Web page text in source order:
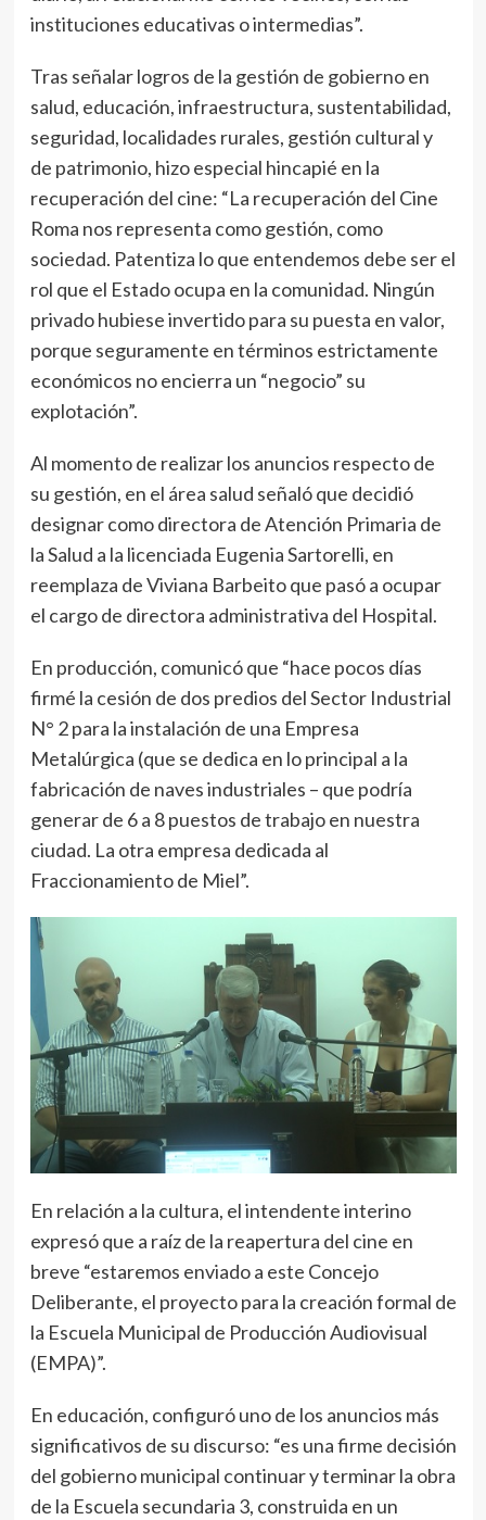
instituciones educativas o intermedias”.
Tras señalar logros de la gestión de gobierno en
salud, educación, infraestructura, sustentabilidad,
seguridad, localidades rurales, gestión cultural y
de patrimonio, hizo especial hincapié en la
recuperación del cine: “La recuperación del Cine
Roma nos representa como gestión, como
sociedad. Patentiza lo que entendemos debe ser el
rol que el Estado ocupa en la comunidad. Ningún
privado hubiese invertido para su puesta en valor,
porque seguramente en términos estrictamente
económicos no encierra un “negocio” su
explotación”.
Al momento de realizar los anuncios respecto de
su gestión, en el área salud señaló que decidió
designar como directora de Atención Primaria de
la Salud a la licenciada Eugenia Sartorelli, en
reemplaza de Viviana Barbeito que pasó a ocupar
el cargo de directora administrativa del Hospital.
En producción, comunicó que “hace pocos días
firmé la cesión de dos predios del Sector Industrial
N° 2 para la instalación de una Empresa
Metalúrgica (que se dedica en lo principal a la
fabricación de naves industriales – que podría
generar de 6 a 8 puestos de trabajo en nuestra
ciudad. La otra empresa dedicada al
Fraccionamiento de Miel”.
En relación a la cultura, el intendente interino
expresó que a raíz de la reapertura del cine en
breve “estaremos enviado a este Concejo
Deliberante, el proyecto para la creación formal de
la Escuela Municipal de Producción Audiovisual
(EMPA)”.
En educación, configuró uno de los anuncios más
significativos de su discurso: “es una firme decisión
del gobierno municipal continuar y terminar la obra
de la Escuela secundaria 3, construida en un